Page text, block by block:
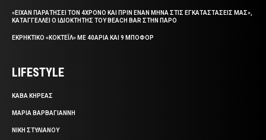
«ΕΙΧΑΝ ΠΑΡΑΤΗΣΕΙ ΤΟΝ 4ΧΡΟΝΟ ΚΑΙ ΠΡΙΝ ΕΝΑΝ ΜΗΝΑ ΣΤΙΣ ΕΓΚΑΤΑΣΤΑΣΕΙΣ ΜΑΣ»,
ΚΑΤΑΓΓΕΛΛΕΙ Ο ΙΔΙΟΚΤΗΤΗΣ ΤΟΥ BEACH BAR ΣΤΗΝ ΠΑΡΟ
ΕΚΡΗΚΤΙΚΟ «ΚΟΚΤΕΪΛ» ΜΕ 40ΑΡΙΑ ΚΑΙ 9 ΜΠΟΦΟΡ
LIFESTYLE
ΚΑΒΑ ΚΗΡΕΑΣ
ΜΑΡΙΑ ΒΑΡΒΑΓΙΑΝΝΗ
ΝΙΚΗ ΣΤΥΛΙΑΝΟΥ